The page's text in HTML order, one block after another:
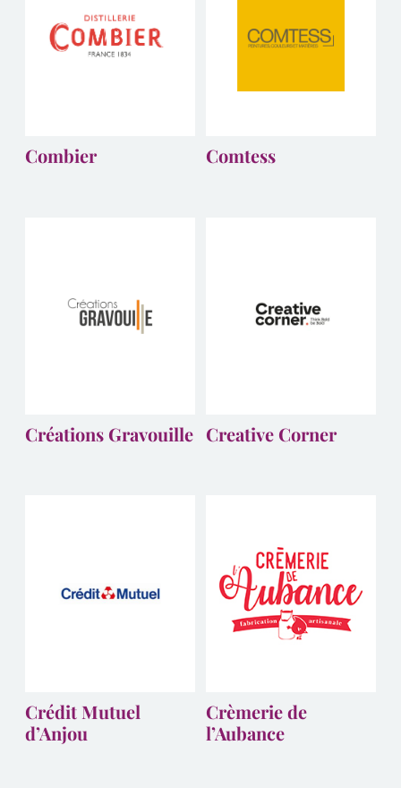
Combier Comtess
Créations Gravouille Creative Corner
Crédit Mutuel
d’Anjou
Crèmerie de
l’Aubance